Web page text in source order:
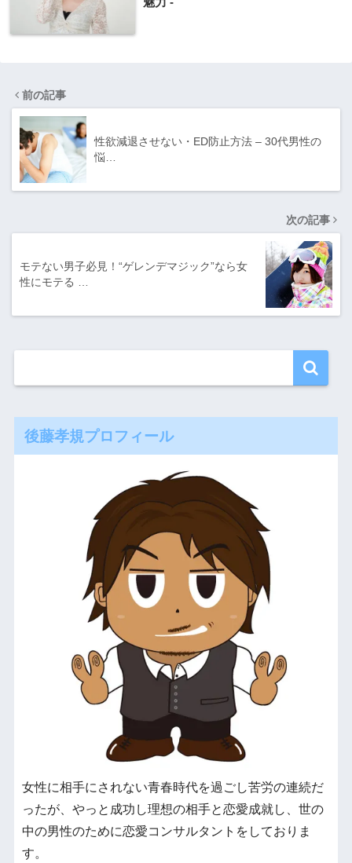
前の記事
性欲減退させない・ED防止方法 – 30代男性の
悩…
次の記事
モテない男子必見！“ゲレンデマジック”なら女
性にモテる …
後藤孝規プロフィール
女性に相手にされない青春時代を過ごし苦労の連続だ
ったが、やっと成功し理想の相手と恋愛成就し、世の
中の男性のために恋愛コンサルタントをしておりま
す。